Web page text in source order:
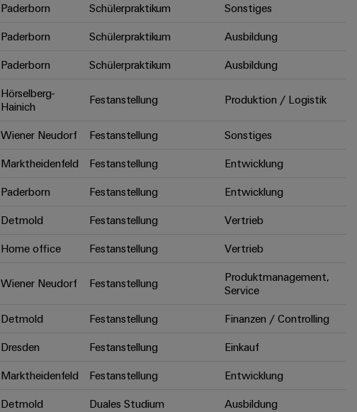
Paderborn Schülerpraktikum
Sonstiges
Paderborn Schülerpraktikum
Ausbildung
Paderborn Schülerpraktikum Ausbildung
Hörselberg-
Hainich
Festanstellung Produktion / Logistik
Wiener Neudorf Festanstellung
Sonstiges
Marktheidenfeld Festanstellung
Entwicklung
Paderborn Festanstellung
Entwicklung
Detmold Festanstellung
Vertrieb
Home office Festanstellung Vertrieb
Wiener Neudorf Festanstellung
Produktmanagement,
Service
Detmold Festanstellung
Finanzen / Controlling
Dresden Festanstellung
Einkauf
Marktheidenfeld Festanstellung
Entwicklung
Detmold Duales Studium
Ausbildung